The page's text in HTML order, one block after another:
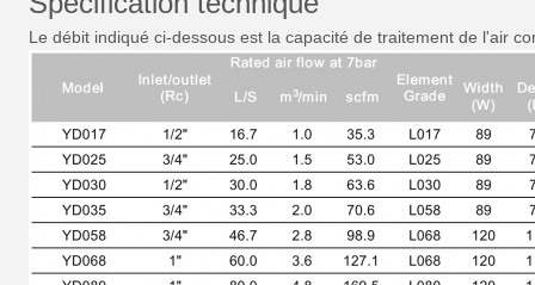
Le débit indiqué ci-dessous est la capacité de traitement de l'air